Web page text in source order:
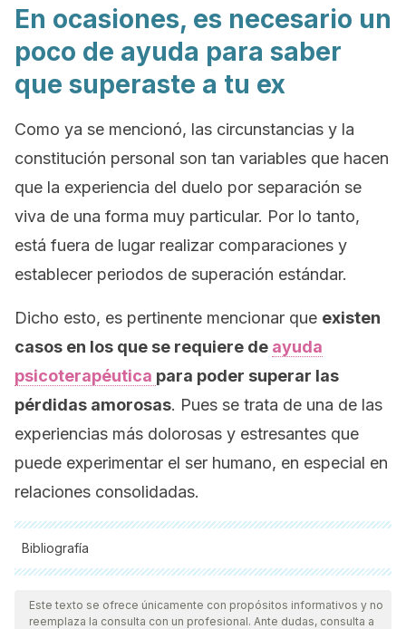
En ocasiones, es necesario un
poco de ayuda para saber
que superaste a tu ex
Como ya se mencionó, las circunstancias y la
constitución personal son tan variables que hacen
que la experiencia del duelo por separación se
viva de una forma muy particular. Por lo tanto,
está fuera de lugar realizar comparaciones y
establecer periodos de superación estándar.
Dicho esto, es pertinente mencionar que existen
casos en los que se requiere de ayuda
psicoterapéutica para poder superar las
pérdidas amorosas. Pues se trata de una de las
experiencias más dolorosas y estresantes que
puede experimentar el ser humano, en especial en
relaciones consolidadas.
Bibliografía
Todas las fuentes citadas fueron revisadas a profundidad por
nuestro equipo, para asegurar su calidad, confiabilidad,
vigencia y validez.La bibliografía de este artículo fue
Este texto se ofrece únicamente con propósitos informativos y no
reemplaza la consulta con un profesional. Ante dudas, consulta a